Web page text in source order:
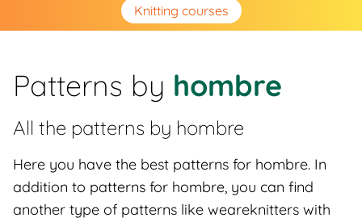
Knitting courses
Patterns by hombre
All the patterns by hombre
Here you have the best patterns for hombre. In
addition to patterns for hombre, you can find
another type of patterns like weareknitters with